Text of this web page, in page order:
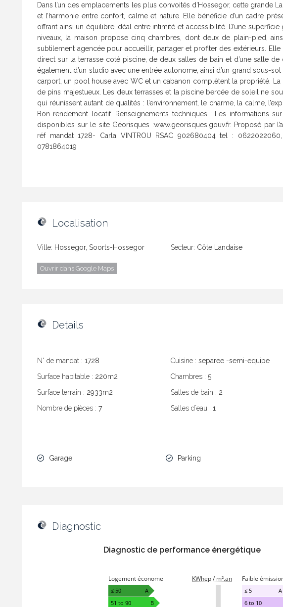
Dans l’un des emplacements les plus convoités d’Hossegor, cette grande
et l’harmonie entre confort, calme et nature. Elle bénéficie d’un cadre
offrant ainsi un équilibre idéal entre intimité et accessibilité. D’une
niveaux, la maison propose cinq chambres, dont deux de plain-pied,
subtilement agencée pour accueillir, partager et profiter des extérieurs.
direct sur la terrasse coté piscine, de deux salles de bain et d’une salle
également d’un studio avec une entrée autonome, ainsi d’un grand sous-
carport, un pool house avec WC et un cabanon complètent la propriété. La
de pins majestueux. Les deux terrasses et la piscine bercée de soleil ne
qui réunissent autant de qualités : l’environnement, le charme, la calme,
Bon rendement locatif. Renseignements techniques : Les informations
disponibles sur le site Géorisques :www.georisques.gouv.fr. Proposé par
réf mandat 1728- Carla VINTROU RSAC 902680404 tel :
0781864019
Localisation
Ville: Hossegor, Soorts-Hossegor Secteur: Côte Landaise
Ouvrir dans Google Maps
Details
N° de mandat : 1728
Surface habitable : 220m2
Surface terrain : 2933m2
Nombre de pièces : 7
Cuisine : separee -semi-equipe
Chambres : 5
Salles de bain : 2
Salles dʼeau : 1
Garage Parking
Diagnostic
Diagnostic de performance énergétique
Logement économe KWhep / m².an
≤ 50
A
51 to 90
B
Faible
≤ 5
A
6 to 10